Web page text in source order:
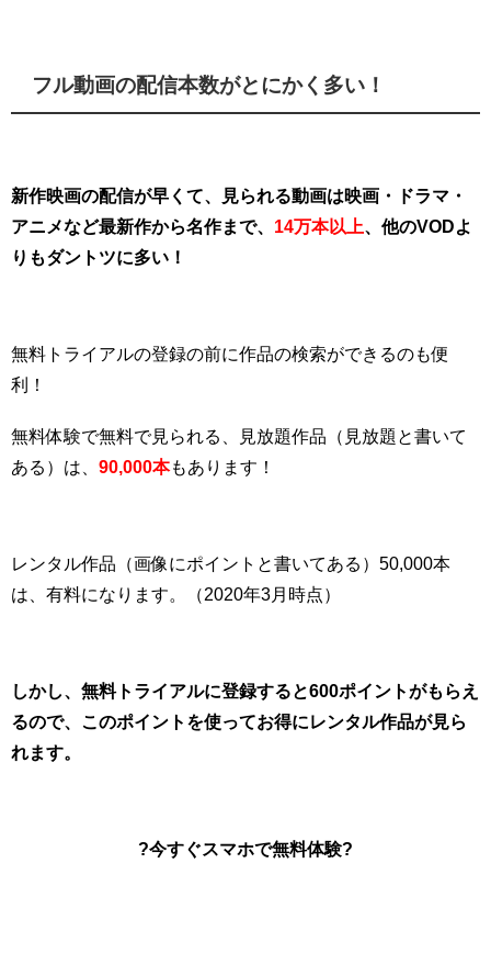
フル動画の配信本数がとにかく多い！
新作映画の配信が早くて、見られる動画は映画・ドラマ・
アニメなど最新作から名作まで、 14万本以上 、他のVODよ
りもダントツに多い！
無料トライアルの登録の前に作品の検索ができるのも便
利！
無料体験で無料で見られる、見放題作品（見放題と書いて
ある）は、 90,000本もあります！
レンタル作品（画像にポイントと書いてある）50,000本
は、有料になります。（2020年3月時点）
しかし、無料トライアルに登録すると600ポイントがもらえ
るので、このポイントを使ってお得にレンタル作品が見ら
れます。
?今すぐスマホで無料体験?